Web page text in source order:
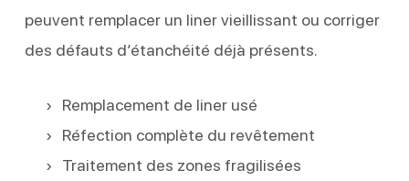
peuvent remplacer un liner vieillissant ou corriger
des défauts d’étanchéité déjà présents.
Remplacement de liner usé
Réfection complète du revêtement
Traitement des zones fragilisées